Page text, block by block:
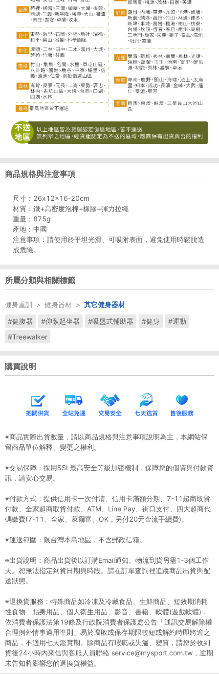
商品規格與注意事項
尺寸：26x12x16-20cm
材質：鐵+高密度泡棉+橡膠+彈力拉繩
重量：875g
產地：中國
注意事項：請使用於平坦光滑、可吸附表面，避免使用時鬆脫造
成危險。
所屬分類與相關標籤
健身重訓 > 健身器材 > 其它健身器材
#健腹器
#仰臥起坐器 #吸盤式輔助器 #健身
#運動
#Treewalker
購買說明
※商品實際出貨數量，請以商品規格與注意事項說明為主，本網站保
留商品單位解釋、變更之權利。
※交易保障：採用SSL最高安全等級加密機制，保障您的個資與付款資
訊，請安心交易。
※付款方式：提供信用卡一次付清、信用卡滿額分期、7-11超商取貨
付款、全家超商取貨付款、ATM、Line Pay、街口支付、四大超商代
碼繳費(7-11、全家、萊爾富、OK，另付20元金流手續費)。
※運送範圍：限台灣本島地區，不含郵政信箱。
※出貨說明：商品出貨後以訂購Email通知。物流到貨另需1-3個工作
天。恕無法指定到貨日期與時段。請在訂單查詢裡追蹤商品出貨與配
送狀態。
※退換貨服務：特殊商品如冷凍及冷藏食品、生鮮商品、短效期消耗
性食物、貼身用品、個人衛生用品、影音、書籍、軟體(遊戲軟體)，
依消費者保護法第19條及行政院消費者保護處公告「通訊交易解除權
合理例外情事適用準則」易於腐敗或保存期限較短或解約時即將逾之
商品，不適用七天鑑賞期。除商品有瑕疵或失溫、變質，請您於收到
貨後24小時內來信與客服人員聯絡 service@mysport.com.tw，逾期
未告知將影響您的退換貨權益。